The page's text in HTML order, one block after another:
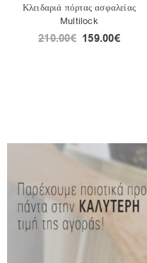
Κλειδαριά πόρτας ασφαλείας
Multilock
210.00€ 159.00€